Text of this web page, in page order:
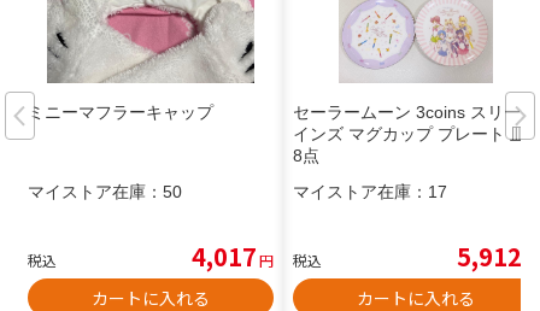
ミニーマフラーキャップ
マイストア在庫： 50
税込 4,017円
カートに入れる
セーラームーン 3coins スリーコ
インズ マグカップ プレート 皿
8点
マイストア在庫： 17
税込 5,912
カートに入れる